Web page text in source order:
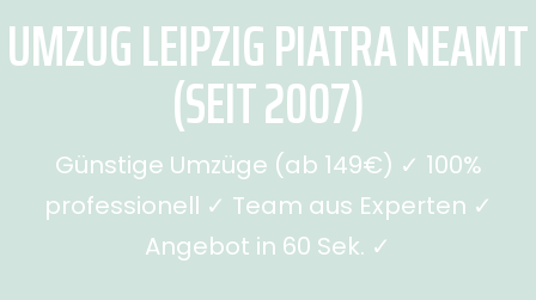
UMZUG LEIPZIG PIATRA NEAMT
(SEIT 2007)
Günstige Umzüge (ab 149€) ✓ 100%
professionell ✓ Team aus Experten ✓
Angebot in 60 Sek. ✓